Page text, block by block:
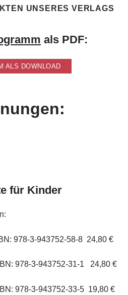
UNSERES VERLAGS
als PDF:
ALS DOWNLOAD
für Kinder
978-3-943752-58-8 24,80 €
978-3-943752-31-1 24,80 €
978-3-943752-33-5 19,80 €